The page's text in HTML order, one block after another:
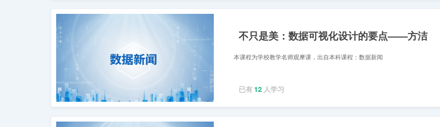
不只是美：数据可视化设计的要点——方洁
本课程为学校教学名师观摩课，出自本科课程：数据新闻
已有 12 人学习